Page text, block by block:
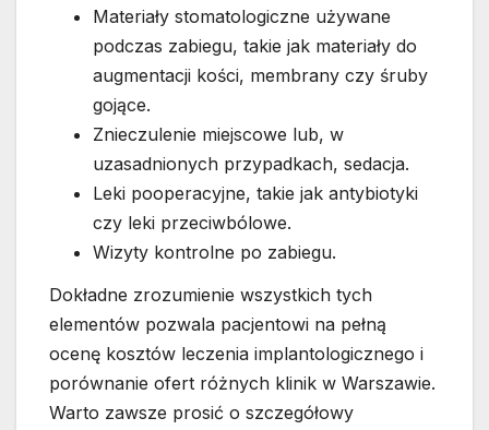
Materiały stomatologiczne używane
podczas zabiegu, takie jak materiały do
augmentacji kości, membrany czy śruby
gojące.
Znieczulenie miejscowe lub, w
uzasadnionych przypadkach, sedacja.
Leki pooperacyjne, takie jak antybiotyki
czy leki przeciwbólowe.
Wizyty kontrolne po zabiegu.
Dokładne zrozumienie wszystkich tych
elementów pozwala pacjentowi na pełną
ocenę kosztów leczenia implantologicznego i
porównanie ofert różnych klinik w Warszawie.
Warto zawsze prosić o szczegółowy